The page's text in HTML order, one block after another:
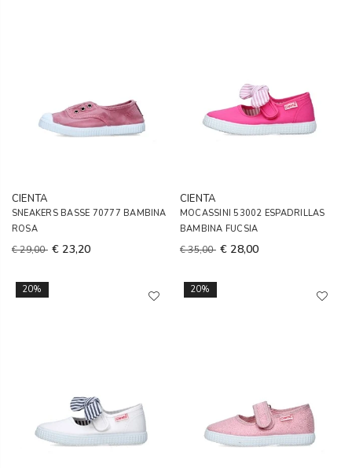
CIENTA
SNEAKERS BASSE 70777 BAMBINA
ROSA
€ 29,00 € 23,20
CIENTA
MOCASSINI 53002 ESPADRILLAS
BAMBINA FUCSIA
€ 35,00 € 28,00
20% 20%